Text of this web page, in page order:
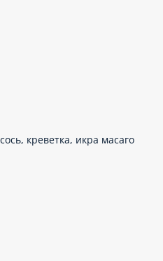
креветка, икра